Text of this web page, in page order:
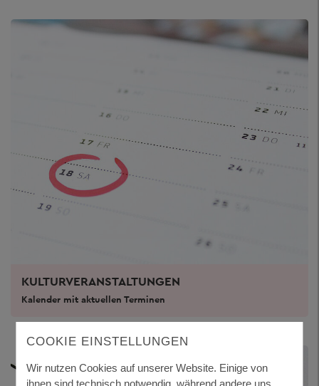
KULTURVERANSTALTUNGEN
Kalender mit aktuellen Terminen
COOKIE EINSTELLUNGEN
Wir nutzen Cookies auf unserer Website. Einige von
ihnen sind technisch notwendig, während andere uns